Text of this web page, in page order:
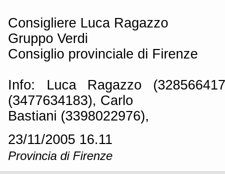
Consigliere Luca Ragazzo
Gruppo Verdi
Consiglio provinciale di Firenze
Info: Luca Ragazzo
(3477634183), Carlo
Bastiani (3398022976),
23/11/2005 16.11
Provincia di Firenze